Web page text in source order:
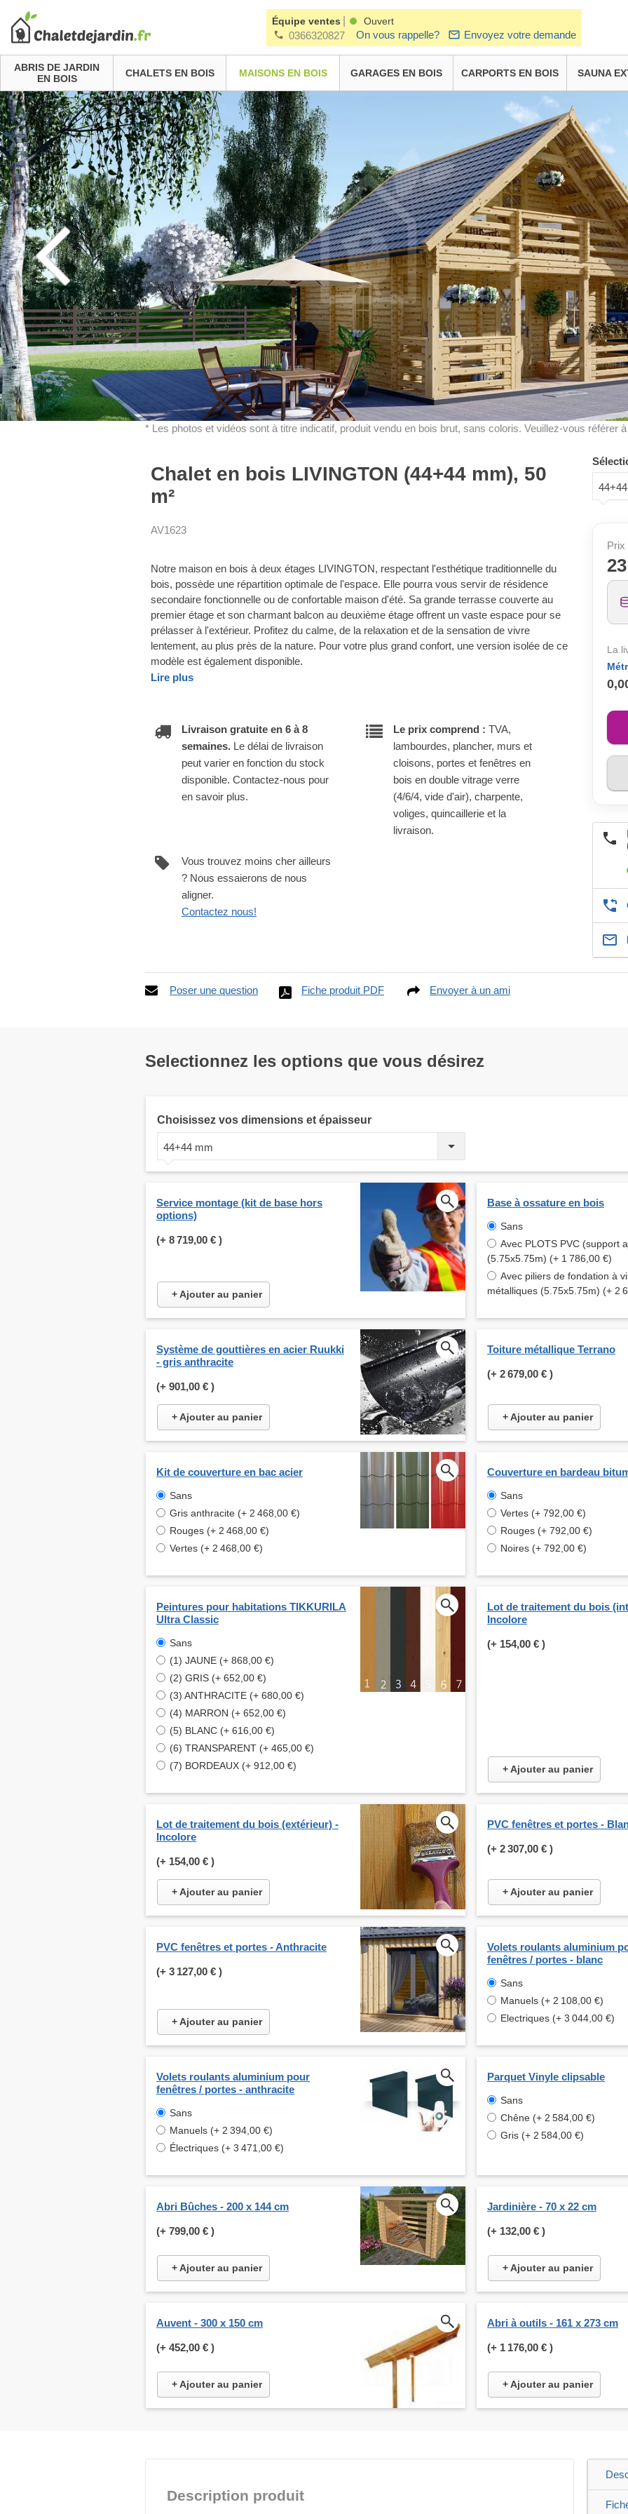
Équipe ventes Ouvert
0366320827 On vous rappelle? Envoyez votre demande
ABRIS DE JARDIN
EN BOIS
CHALETS EN BOIS MAISONS EN BOIS GARAGES EN BOIS CARPORTS EN BOIS SAUNA
* Les photos et vidéos sont à titre indicatif, produit vendu en bois brut, sans coloris. Veuillez-vous référer
Chalet en bois LIVINGTON (44+44 mm), 50
m²
AV1623
Notre maison en bois à deux étages LIVINGTON, respectant l'esthétique traditionnelle du
bois, possède une répartition optimale de l'espace. Elle pourra vous servir de résidence
secondaire fonctionnelle ou de confortable maison d'été. Sa grande terrasse couverte au
premier étage et son charmant balcon au deuxième étage offrent un vaste espace pour se
prélasser à l'extérieur. Profitez du calme, de la relaxation et de la sensation de vivre
lentement, au plus près de la nature. Pour votre plus grand confort, une version isolée de ce
modèle est également disponible.
Lire plus
Livraison gratuite en 6 à 8
semaines. Le délai de livraison
peut varier en fonction du stock
disponible. Contactez-nous pour
en savoir plus.
Le prix comprend : TVA,
lambourdes, plancher, murs et
cloisons, portes et fenêtres en
bois en double vitrage verre
(4/6/4, vide d'air), charpente,
voliges, quincaillerie et la
livraison.
Vous trouvez moins cher ailleurs
? Nous essaierons de nous
aligner.
Contactez nous!
Prix
La
Poser une question Fiche produit PDF Envoyer à un ami
Selectionnez les options que vous désirez
Choisissez vos dimensions et épaisseur
44+44 mm
Service montage (kit de base hors
options)
(+ 8 719,00 € )
+ Ajouter au panier
Base à ossature en bois
Sans
Avec PLOTS PVC (support
(5.75x5.75m) (+ 1 786,00 €)
Avec piliers de fondation à
métalliques (5.75x5.75m) (+ 2
Système de gouttières en acier Ruukki
- gris anthracite
(+ 901,00 € )
+ Ajouter au panier
Toiture métallique Terrano
(+ 2 679,00 € )
+ Ajouter au panier
Kit de couverture en bac acier
Sans
Gris anthracite (+ 2 468,00 €)
Rouges (+ 2 468,00 €)
Vertes (+ 2 468,00 €)
Couverture en bardeau
Sans
Vertes (+ 792,00 €)
Rouges (+ 792,00 €)
Noires (+ 792,00 €)
Peintures pour habitations TIKKURILA
Ultra Classic
Sans
(1) JAUNE (+ 868,00 €)
(2) GRIS (+ 652,00 €)
(3) ANTHRACITE (+ 680,00 €)
(4) MARRON (+ 652,00 €)
(5) BLANC (+ 616,00 €)
(6) TRANSPARENT (+ 465,00 €)
(7) BORDEAUX (+ 912,00 €)
Lot de traitement du bois
Incolore
(+ 154,00 € )
+ Ajouter au panier
Lot de traitement du bois (extérieur) -
Incolore
(+ 154,00 € )
+ Ajouter au panier
PVC fenêtres et portes -
(+ 2 307,00 € )
+ Ajouter au panier
PVC fenêtres et portes - Anthracite
(+ 3 127,00 € )
+ Ajouter au panier
Volets roulants aluminium
fenêtres / portes - blanc
Sans
Manuels (+ 2 108,00 €)
Electriques (+ 3 044,00 €)
Volets roulants aluminium pour
fenêtres / portes - anthracite
Sans
Manuels (+ 2 394,00 €)
Électriques (+ 3 471,00 €)
Parquet Vinyle clipsable
Sans
Chêne (+ 2 584,00 €)
Gris (+ 2 584,00 €)
Abri Bûches - 200 x 144 cm
(+ 799,00 € )
+ Ajouter au panier
Jardinière - 70 x 22 cm
(+ 132,00 € )
+ Ajouter au panier
Auvent - 300 x 150 cm
(+ 452,00 € )
+ Ajouter au panier
Abri à outils - 161 x 273 cm
(+ 1 176,00 € )
+ Ajouter au panier
Description produit